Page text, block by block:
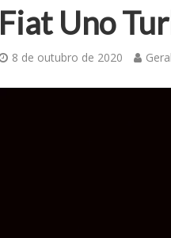
Fiat Uno
8 de outubro de 2020